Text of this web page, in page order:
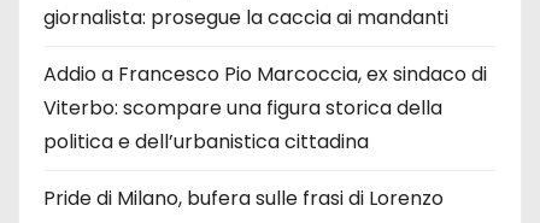
giornalista: prosegue la caccia ai mandanti
Addio a Francesco Pio Marcoccia, ex sindaco di
Viterbo: scompare una figura storica della
politica e dell’urbanistica cittadina
Pride di Milano, bufera sulle frasi di Lorenzo